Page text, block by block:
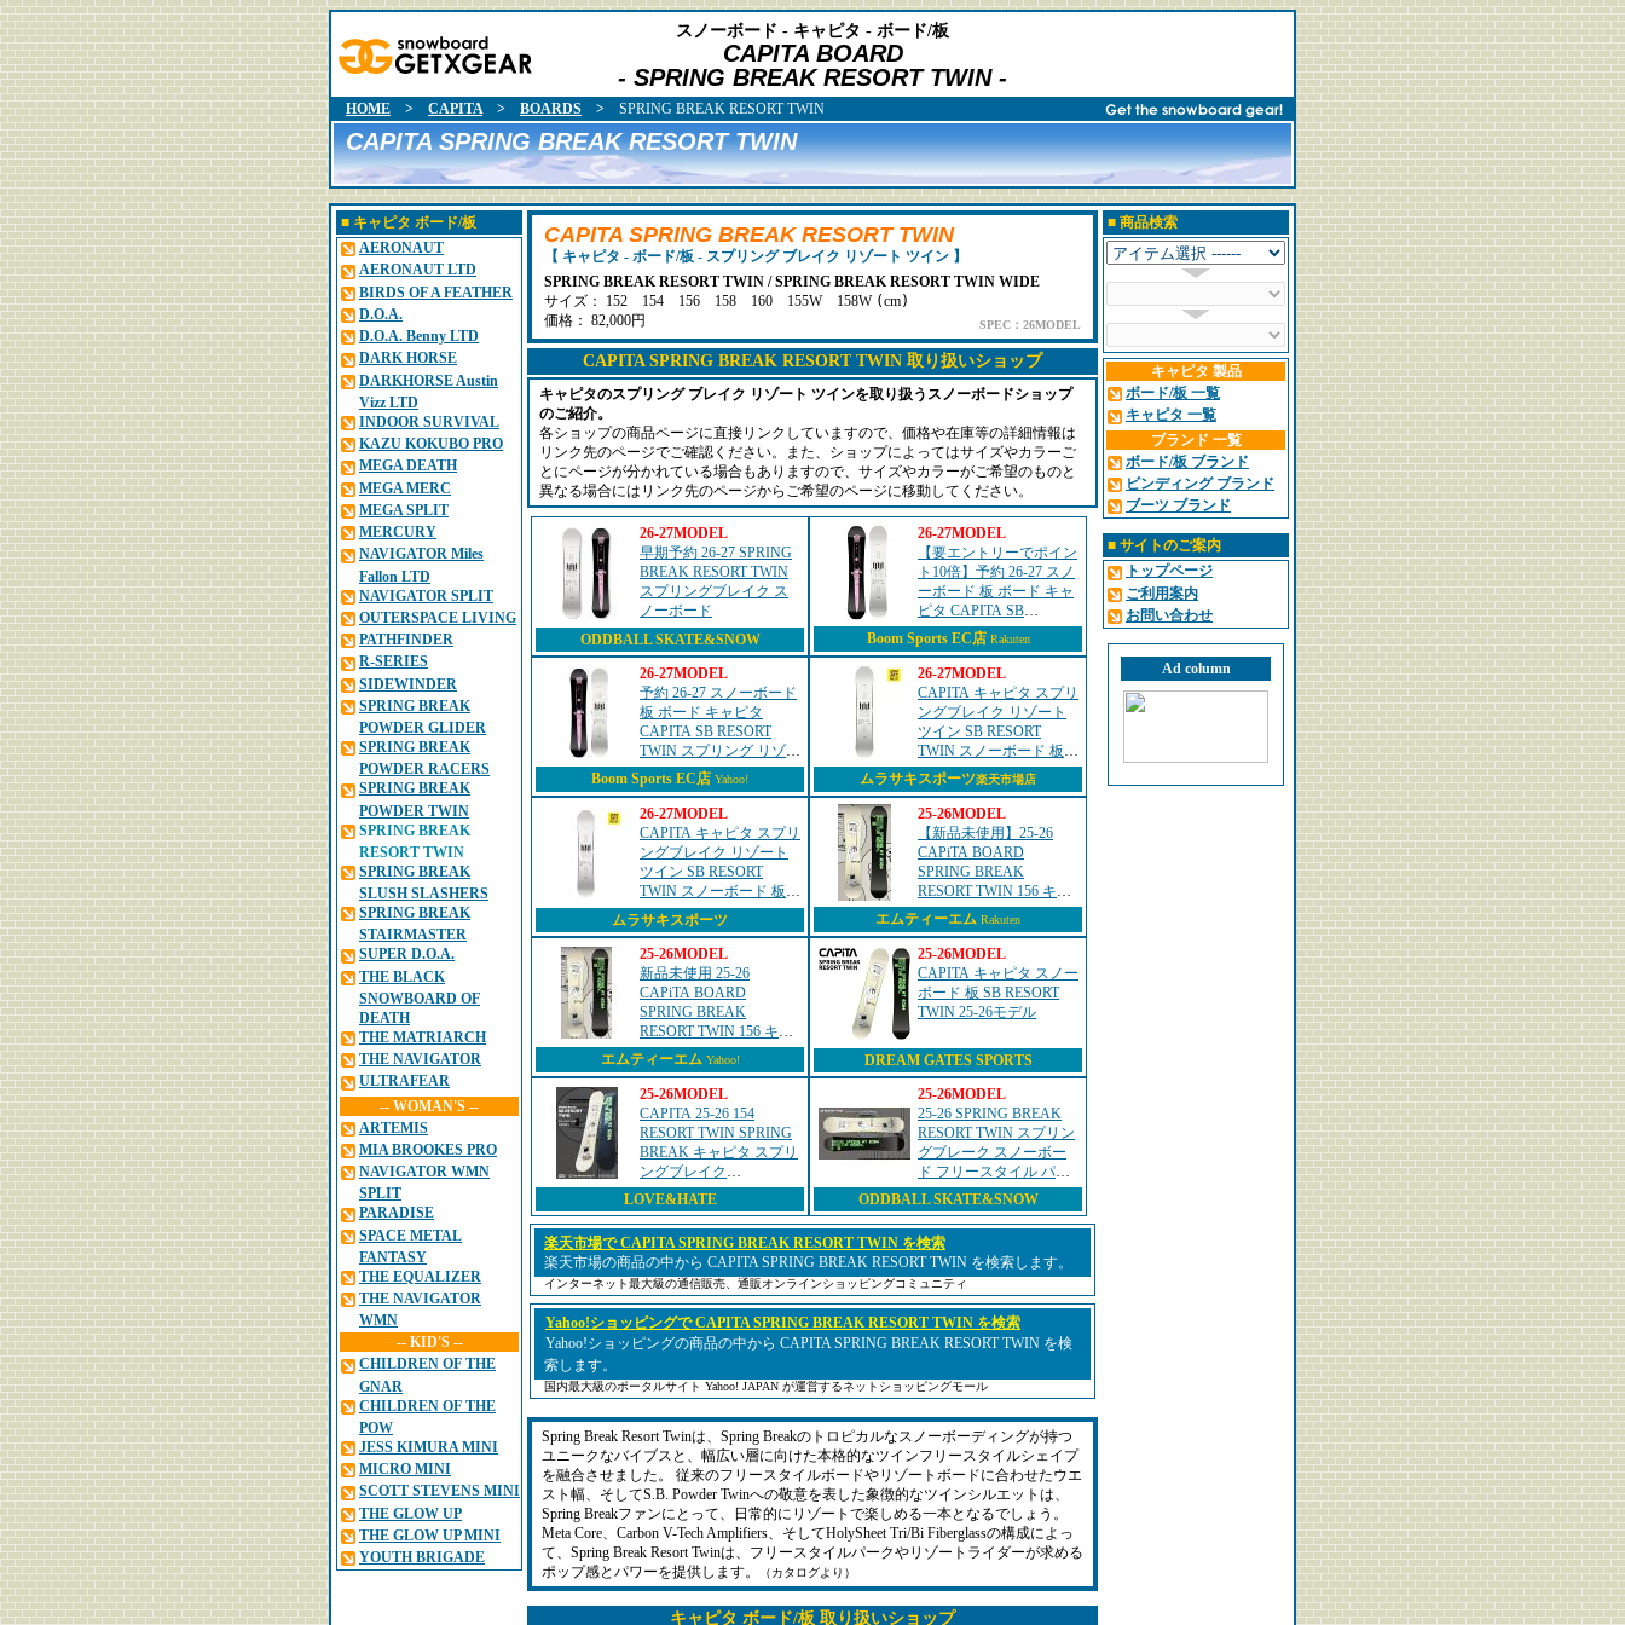
スノーボード - キャピタ - ボード/板
CAPITA BOARD
- SPRING BREAK RESORT TWIN -
HOME > CAPITA> BOARDS > SPRING BREAK RESORT TWIN
CAPITA SPRING BREAK RESORT TWIN
■ キャピタ ボード/板
AERONAUT
AERONAUT LTD
BIRDS OF A FEATHER
D.O.A.
D.O.A. Benny LTD
DARK HORSE
DARKHORSE Austin
Vizz LTD
INDOOR SURVIVAL
KAZU KOKUBO PRO
MEGA DEATH
MEGA MERC
MEGA SPLIT
MERCURY
NAVIGATOR Miles
Fallon LTD
NAVIGATOR SPLIT
OUTERSPACE LIVING
PATHFINDER
R-SERIES
SIDEWINDER
SPRING BREAK
POWDER GLIDER
SPRING BREAK
POWDER RACERS
SPRING BREAK
POWDER TWIN
SPRING BREAK
RESORT TWIN
SPRING BREAK
SLUSH SLASHERS
SPRING BREAK
STAIRMASTER
SUPER D.O.A.
THE BLACK
SNOWBOARD OF
DEATH
THE MATRIARCH
THE NAVIGATOR
ULTRAFEAR
-- WOMAN'S --
ARTEMIS
MIA BROOKES PRO
NAVIGATOR WMN
SPLIT
PARADISE
SPACE METAL
FANTASY
THE EQUALIZER
THE NAVIGATOR
WMN
-- KID'S --
CHILDREN OF THE
GNAR
CHILDREN OF THE
POW
JESS KIMURA MINI
MICRO MINI
SCOTT STEVENS MINI
THE GLOW UP
THE GLOW UP MINI
YOUTH BRIGADE
CAPITA SPRING BREAK RESORT TWIN
【 キャピタ - ボード/板 - スプリング ブレイク リゾート ツイン 】
SPRING BREAK RESORT TWIN / SPRING BREAK RESORT TWIN WIDE
サイズ： 152 154 156 158 160 155W 158W (cm)
価格： 82,000円
SPEC：26MODEL
CAPITA SPRING BREAK RESORT TWIN 取り扱いショップ
キャピタのスプリング ブレイク リゾート ツインを取り扱うスノーボードショップ
のご紹介。
各ショップの商品ページに直接リンクしていますので、価格や在庫等の詳細情報は
リンク先のページでご確認ください。また、ショップによってはサイズやカラーご
とにページが分かれている場合もありますので、サイズやカラーがご希望のものと
異なる場合にはリンク先のページからご希望のページに移動してください。
26-27MODEL
早期予約 26-27 SPRING
BREAK RESORT TWIN
スプリングブレイク ス
ノーボード
ODDBALL SKATE&SNOW
26-27MODEL
【要エントリーでポイン
ト10倍】予約 26-27 スノ
ーボード 板 ボード キャ
ピタ CAPITA SB
RESORT TWIN スプリン
グ リゾート ツイン
21070401-MSC...
Boom Sports EC店 Rakuten
26-27MODEL
予約 26-27 スノーボード
板 ボード キャピタ
CAPITA SB RESORT
TWIN スプリング リゾー
ト ツイン 21070401-MSC
日本正規品
Boom Sports EC店 Yahoo!
26-27MODEL
CAPITA キャピタ スプリ
ングブレイク リゾート
ツイン SB RESORT
TWIN スノーボード 板
メンズ 26-27 早期購入
MM A23
ムラサキスポーツ楽天市場店
26-27MODEL
CAPITA キャピタ スプリ
ングブレイク リゾート
ツイン SB RESORT
TWIN スノーボード 板
メンズ 26-27 早期購入
MM A23
ムラサキスポーツ
25-26MODEL
【新品未使用】25-26
CAPiTA BOARD
SPRING BREAK
RESORT TWIN 156 キャ
ピタ 土日祝発送OK
エムティーエム Rakuten
25-26MODEL
新品未使用 25-26
CAPiTA BOARD
SPRING BREAK
RESORT TWIN 156 キャ
ピタ あすつく 土日祝発
送
エムティーエム Yahoo!
25-26MODEL
CAPITA キャピタ スノー
ボード 板 SB RESORT
TWIN 25-26モデル
DREAM GATES SPORTS
25-26MODEL
CAPITA 25-26 154
RESORT TWIN SPRING
BREAK キャピタ スプリ
ングブレイク
SNOWBOARD スノーボ
ード スノボ 2026
LOVE&HATE
25-26MODEL
25-26 SPRING BREAK
RESORT TWIN スプリン
グブレーク スノーボー
ド フリースタイル パー
ク
ODDBALL SKATE&SNOW
楽天市場で CAPITA SPRING BREAK RESORT TWIN を検索
楽天市場の商品の中から CAPITA SPRING BREAK RESORT TWIN を検索します。
インターネット最大級の通信販売、通販オンラインショッピングコミュニティ
Yahoo!ショッピングで CAPITA SPRING BREAK RESORT TWIN を検索
Yahoo!ショッピングの商品の中から CAPITA SPRING BREAK RESORT TWIN を検
索します。
国内最大級のポータルサイト Yahoo! JAPAN が運営するネットショッピングモール
Spring Break Resort Twinは、Spring Breakのトロピカルなスノーボーディングが持つ
ユニークなバイブスと、幅広い層に向けた本格的なツインフリースタイルシェイプ
を融合させました。 従来のフリースタイルボードやリゾートボードに合わせたウエ
スト幅、そしてS.B. Powder Twinへの敬意を表した象徴的なツインシルエットは、
Spring Breakファンにとって、日常的にリゾートで楽しめる一本となるでしょう。
Meta Core、Carbon V-Tech Amplifiers、そしてHolySheet Tri/Bi Fiberglassの構成によっ
て、Spring Break Resort Twinは、フリースタイルパークやリゾートライダーが求める
ポップ感とパワーを提供します。
（カタログより）
キャピタ ボード/板 取り扱いショップ
■ 商品検索
キャピタ 製品
ボード/板 一覧
キャピタ 一覧
ブランド 一覧
ボード/板 ブランド
ビンディング ブランド
ブーツ ブランド
■ サイトのご案内
トップページ
ご利用案内
お問い合わせ
Ad column